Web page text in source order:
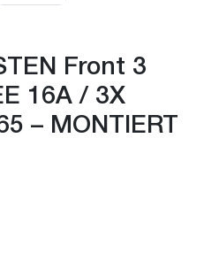
Front 3
16A / 3X
– MONTIERT